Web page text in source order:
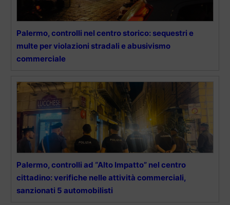
Palermo, controlli nel centro storico: sequestri e
multe per violazioni stradali e abusivismo
commerciale
Palermo, controlli ad “Alto Impatto” nel centro
cittadino: verifiche nelle attività commerciali,
sanzionati 5 automobilisti